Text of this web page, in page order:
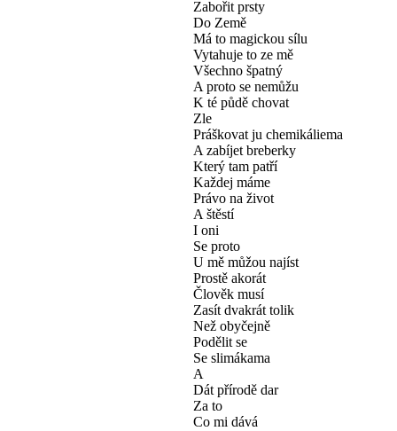
Zabořit prsty
Do Země
Má to magickou sílu
Vytahuje to ze mě
Všechno špatný
A proto se nemůžu
K té půdě chovat
Zle
Práškovat ju chemikáliema
A zabíjet breberky
Který tam patří
Každej máme
Právo na život
A štěstí
I oni
Se proto
U mě můžou najíst
Prostě akorát
Člověk musí
Zasít dvakrát tolik
Než obyčejně
Podělit se
Se slimákama
A
Dát přírodě dar
Za to
Co mi dává